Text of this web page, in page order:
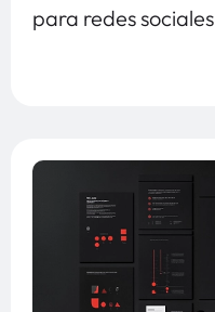
para redes sociales